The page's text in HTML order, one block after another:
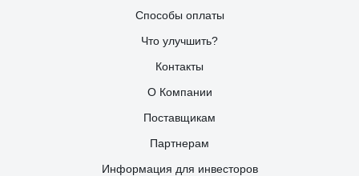
Способы оплаты
Что улучшить?
Контакты
О Компании
Поставщикам
Партнерам
Информация для инвесторов